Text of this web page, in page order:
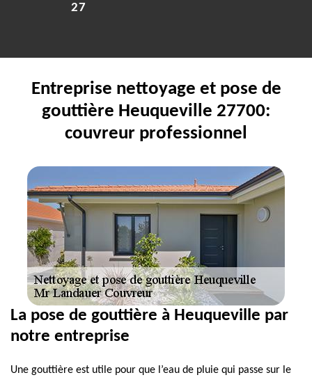
27
Entreprise nettoyage et pose de
gouttière Heuqueville 27700:
couvreur professionnel
La pose de gouttière à Heuqueville par
notre entreprise
Une gouttière est utile pour que l’eau de pluie qui passe sur le